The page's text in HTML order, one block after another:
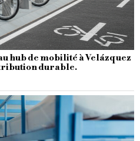
hub de mobilité à Velázquez
durable.